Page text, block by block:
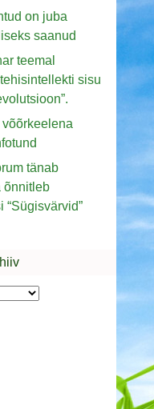
on juba
saanud
teemal
sisu
tänab
õnnitleb
“Sügisvärvid”